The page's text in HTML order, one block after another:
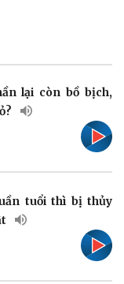
khoán
- Quốc phòng
lại còn bồ bịch,
tuổi thì bị thủy